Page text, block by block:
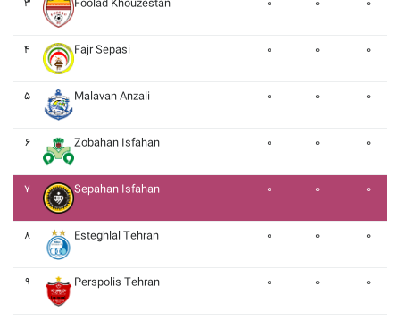
۳ Foolad Khouzestan ۰ ۰ ۰
۴ Fajr Sepasi ۰ ۰ ۰
۵ Malavan Anzali ۰ ۰ ۰
۶ Zobahan Isfahan ۰ ۰ ۰
۷ Sepahan Isfahan ۰ ۰ ۰
۸ Esteghlal Tehran ۰ ۰ ۰
۹ Perspolis Tehran ۰ ۰ ۰